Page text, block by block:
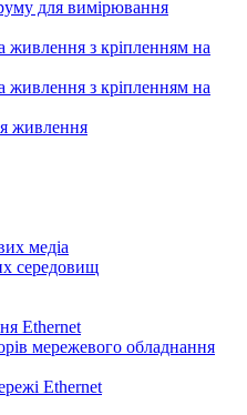
для вимірювання
живлення з кріпленням на
живлення з кріпленням на
живлення
медіа
середовищ
Ethernet
мережевого обладнання
Ethernet